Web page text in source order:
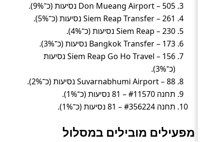
Don Mueang Airport – 505 נסיעות (כ־9%).
Siem Reap Transfer – 261 נסיעות (כ־5%).
Siem Reap – 230 נסיעות (כ־4%).
Bangkok Transfer – 173 נסיעות (כ־3%).
Siem Reap Go Ho Travel – 156 נסיעות
(כ־3%).
Suvarnabhumi Airport – 88 נסיעות (כ־2%).
תחנה #11570 – 81 נסיעות (כ־1%).
תחנה #356224 – 81 נסיעות (כ־1%).
מפעילים מובילים במסלול